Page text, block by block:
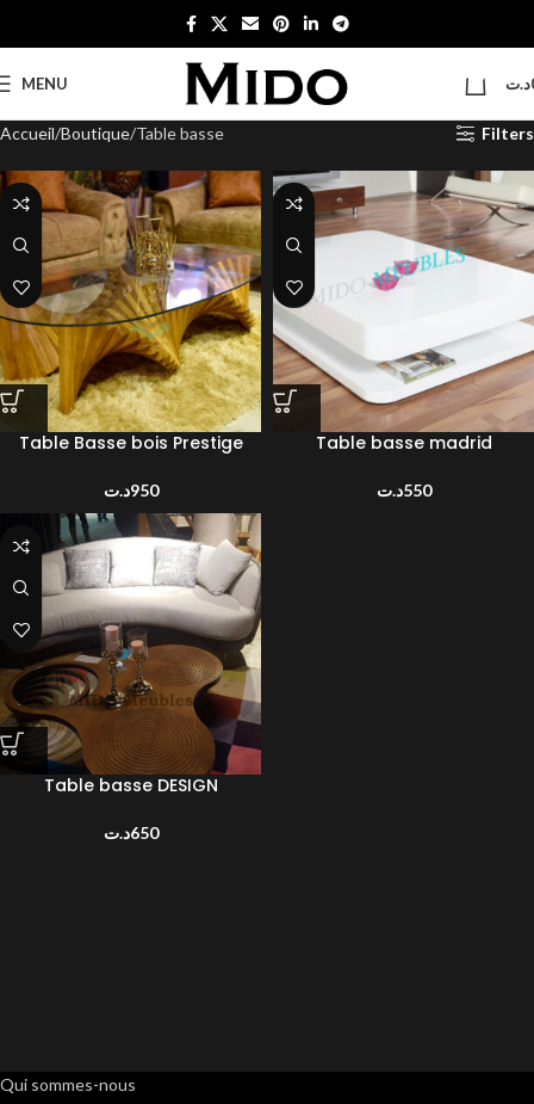
MENU د.ت
Accueil Boutique Table basse Filters
Table Basse bois Prestige
950د.ت
Table basse madrid
550د.ت
Table basse DESIGN
650د.ت
Qui sommes-nous